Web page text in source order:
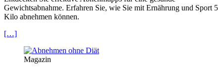
Gewichtsabnahme. Erfahren Sie, wie Sie mit Ernährung und Sport 5
Kilo abnehmen können.
[…]
Magazin